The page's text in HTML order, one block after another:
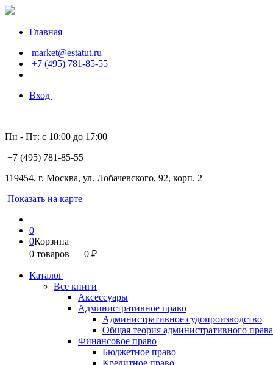
Главная
market@estatut.ru
+7 (495) 781-85-55
Вход
Пн - Пт: с 10:00 до 17:00
+7 (495) 781-85-55
119454, г. Москва, ул. Лобачевского, 92, корп. 2
Показать на карте
0
0Корзина
0 товаров — 0 ₽
Каталог
Все книги
Аксессуары
Административное право
Административное судопроизводство
Общая теория административного права
Финансовое право
Бюджетное право
Кредитное право